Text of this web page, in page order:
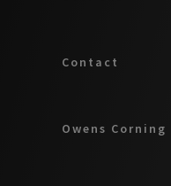
Contact
Owens Corning